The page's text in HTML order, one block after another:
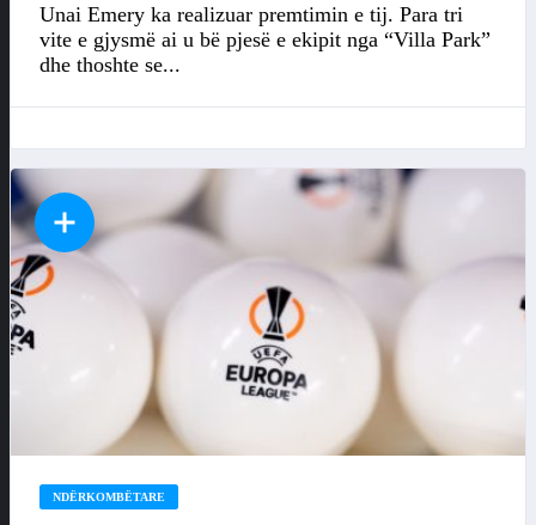
Unai Emery ka realizuar premtimin e tij. Para tri
vite e gjysmë ai u bë pjesë e ekipit nga “Villa Park”
dhe thoshte se...
NDËRKOMBËTARE